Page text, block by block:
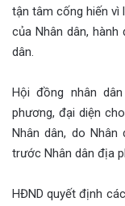
tận tâm cống hiến vì
của Nhân dân,
dân.
Hội đồng nhân
phương, đại diện
Nhân dân, do
trước Nhân dân địa
HĐND quyết định